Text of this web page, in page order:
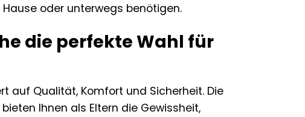
oder unterwegs benötigen.
die perfekte Wahl für
auf Qualität, Komfort und Sicherheit. Die
Ihnen als Eltern die Gewissheit,